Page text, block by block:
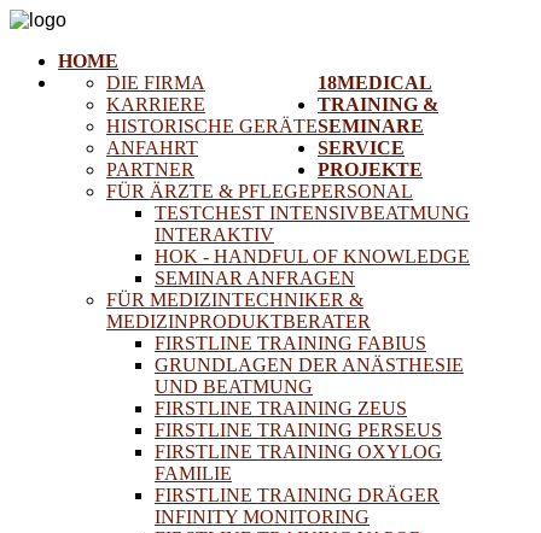
HOME
18MEDICAL
DIE FIRMA
KARRIERE
HISTORISCHE GERÄTE
ANFAHRT
PARTNER
TRAINING &
SEMINARE
FÜR ÄRZTE & PFLEGEPERSONAL
TESTCHEST INTENSIVBEATMUNG
INTERAKTIV
HOK - HANDFUL OF KNOWLEDGE
SEMINAR ANFRAGEN
FÜR MEDIZINTECHNIKER &
MEDIZINPRODUKTBERATER
FIRSTLINE TRAINING FABIUS
GRUNDLAGEN DER ANÄSTHESIE
UND BEATMUNG
FIRSTLINE TRAINING ZEUS
FIRSTLINE TRAINING PERSEUS
FIRSTLINE TRAINING OXYLOG
FAMILIE
FIRSTLINE TRAINING DRÄGER
INFINITY MONITORING
SERVICE
PROJEKTE